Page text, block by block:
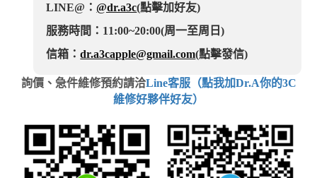
LINE@：@dr.a3c(點擊加好友)
服務時間：11:00~20:00(周一至周日)
信箱：dr.a3capple@gmail.com(點擊發信)
詢價、急件維修預約請洽Line客服（點我加Dr.A你的3C
維修好夥伴好友）